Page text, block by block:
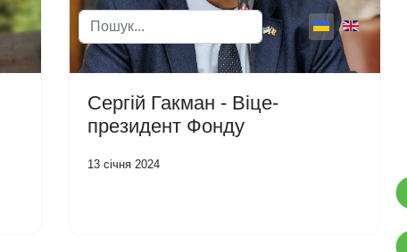
Пошук
Type 2 or more characters for results.
Сергій Гакман - Віце-
президент Фонду
13 січня 2024